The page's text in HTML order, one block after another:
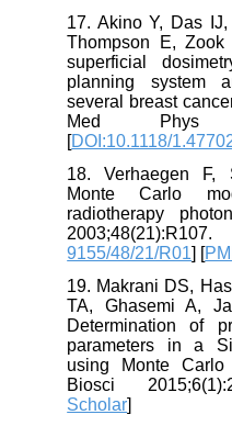
17. Akino Y, Das
Thompson E,
superficial
planning system
several breast
Med Phys
[DOI:10.1118/
18. Verhaegen
Monte Carlo
radiotherapy
9155/48/21/R01] [
19. Makrani DS,
TA, Ghasemi A,
Determination of
parameters in a
using Monte
Biosci
Scholar